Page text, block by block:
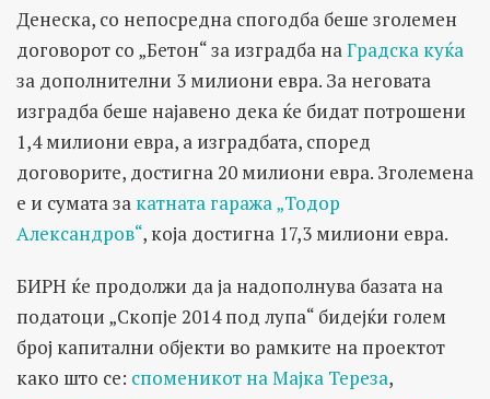
Денеска, со непосредна спогодба беше зголемен
договорот со „Бетон“ за изградба наГрадска куќа
за дополнителни 3 милиони евра. За неговата
изградба беше најавено дека ќе бидат потрошени
1,4 милиони евра, а изградбата, според
договорите, достигна 20 милиони евра. Зголемена
е и сумата за катната гаража „Тодор
Александров“, која достигна 17,3 милиони евра.
БИРН ќе продолжи да ја надополнува базата на
податоци „Скопје 2014 под лупа“ бидејќи голем
број капитални објекти во рамките на проектот
како што се: споменикот на Мајка Тереза,